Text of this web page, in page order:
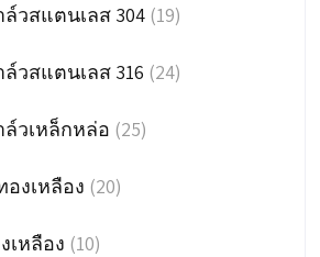
ล์วสแตนเลส 304 (19)
ล์วสแตนเลส 316 (24)
ล์วเหล็กหล่อ (25)
องเหลือง (20)
เหลือง (10)